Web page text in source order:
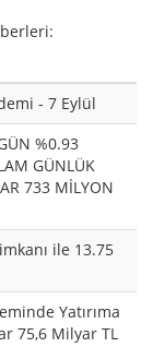
- 7 Eylül
%0.93
GÜNLÜK
733 MİLYON
ile 13.75
Yatırıma
75,6 Milyar TL